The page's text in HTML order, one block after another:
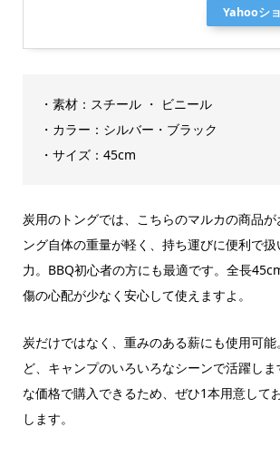
Yahooシ
・素材：スチール ・ ビニール
・カラー：シルバー・ブラック
・サイズ：45cm
炭用のトングでは、こちらのマルカの商品が
ング自体の重量が軽く、持ち運びに便利で
力。BBQ初心者の方にも最適です。全長
傷の心配が少なく安心して使えますよ。
炭だけではなく、重みのある薪にも使用可
ど、キャンプのいろいろなシーンで活躍し
な価格で購入できるため、ぜひ1本用意して
します。